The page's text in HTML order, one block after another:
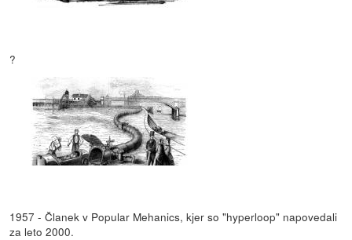
?
1957 - Članek v Popular Mehanics, kjer so "hyperloop" napovedali
za leto 2000.